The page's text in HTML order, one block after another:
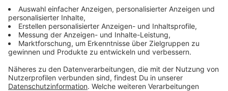
Wir benötigen Ihre
Zustimmung, um den YouTube
Video-Service zu laden!
Wir verwenden einen Service eines
einzubetten. Dieser Service kann
Daten zu Ihren Aktivitäten